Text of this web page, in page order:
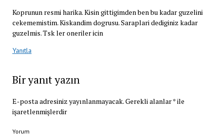
Koprunun resmi harika. Kisin gittigimden ben bu kadar guzelini
cekememistim. Kiskandim dogrusu. Saraplari dediginiz kadar
guzelmis. Tsk ler oneriler icin
Yanıtla
Bir yanıt yazın
E-posta adresiniz yayınlanmayacak.Gerekli alanlar*ile
işaretlenmişlerdir
Yorum